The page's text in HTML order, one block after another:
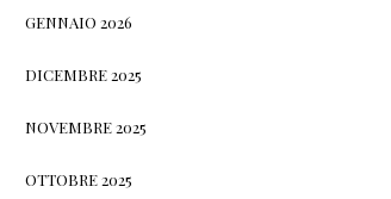
GENNAIO 2026
DICEMBRE 2025
NOVEMBRE 2025
OTTOBRE 2025